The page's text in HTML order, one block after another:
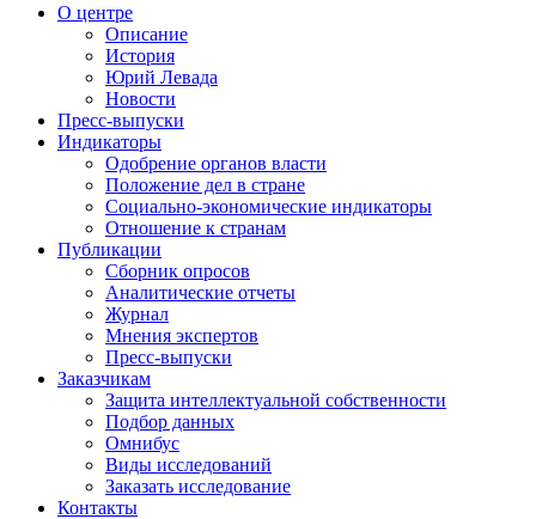
О центре
Описание
История
Юрий Левада
Новости
Пресс-выпуски
Индикаторы
Одобрение органов власти
Положение дел в стране
Социально-экономические индикаторы
Отношение к странам
Публикации
Сборник опросов
Аналитические отчеты
Журнал
Мнения экспертов
Пресс-выпуски
Заказчикам
Защита интеллектуальной собственности
Подбор данных
Омнибус
Виды исследований
Заказать исследование
Контакты